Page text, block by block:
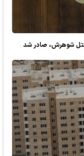
قتل شوهرش، صادر شد